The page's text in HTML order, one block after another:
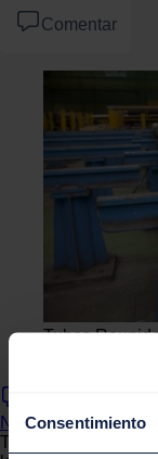
Consentimiento
Comentar
Tubos
Ningún comentario
Tubos Reunidos ha